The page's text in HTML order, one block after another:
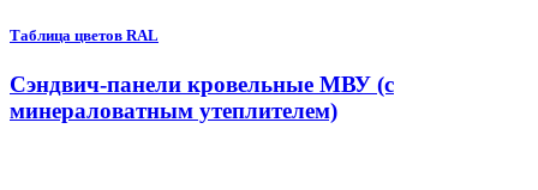
Таблица цветов RAL
Сэндвич-панели кровельные МВУ (с
минераловатным утеплителем)